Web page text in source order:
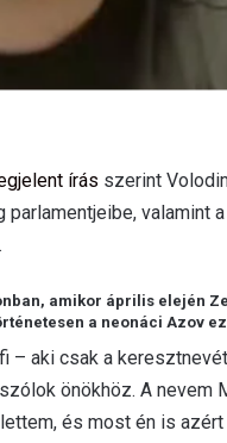
írás szerint
parlamentjeibe, valamint
amikor április elején
a neonáci Azov
– aki csak a
önökhöz. A nevem
és most én is